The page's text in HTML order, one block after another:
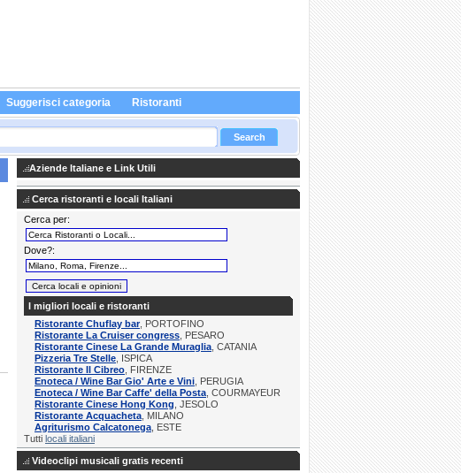
Suggerisci categoria Ristoranti
Aziende Italiane e Link Utili
Cerca ristoranti e locali Italiani
Cerca per:
Dove?:
I migliori locali e ristoranti
Ristorante Chuflay bar, PORTOFINO
Ristorante La Cruiser congress , PESARO
Ristorante Cinese La Grande Muraglia , CATANIA
Pizzeria Tre Stelle , ISPICA
Ristorante Il Cibreo , FIRENZE
Enoteca / Wine Bar Gio' Arte e Vini , PERUGIA
Enoteca / Wine Bar Caffe' della Posta , COURMAYEUR
Ristorante Cinese Hong Kong , JESOLO
Ristorante Acquacheta , MILANO
Agriturismo Calcatonega , ESTE
Tutti locali italiani
Videoclipi musicali gratis recenti